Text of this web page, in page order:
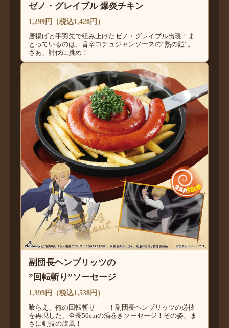
ゼノ・グレイブル 爆炎チキン
1,299円（税込1,428円）
唐揚げと手羽先で組み上げたゼノ・グレイブル出現！ま
とっているのは、旨辛コチュジャンソースの”熱の鎧”。
さあ、討伐に挑め！
副団長ヘンブリッツの
”回転斬り”ソーセージ
1,399円（税込1,538円）
喰らえ、俺の回転斬り――！副団長ヘンブリッツの必技
を再現した、全長50cmの渦巻きソーセージ！その姿、ま
さに剣技の旋風！